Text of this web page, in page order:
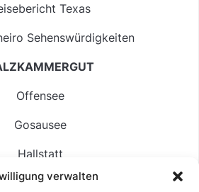
verwalten
Texas
Sehenswürdigkeiten
Offensee
Gosausee
Hallstatt
Langbathsee